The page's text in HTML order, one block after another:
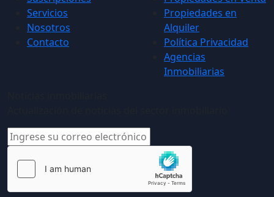
Servicios
Nosotros
Contacto
Propiedades en
Alquiler
Política Privacidad
Agencias
Inmobiliarias